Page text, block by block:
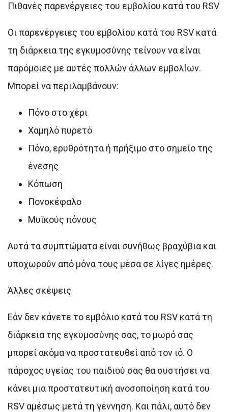
Πιθανές παρενέργειες του εμβολίου κατά του RSV
Οι παρενέργειες του εμβολίου κατά του RSV κατά
τη διάρκεια της εγκυμοσύνης τείνουν να είναι
παρόμοιες με αυτές πολλών άλλων εμβολίων.
Μπορεί να περιλαμβάνουν:
Πόνο στο χέρι
Χαμηλό πυρετό
Πόνο, ερυθρότητα ή πρήξιμο στο σημείο της
ένεσης
Κόπωση
Πονοκέφαλο
Μυϊκούς πόνους
Αυτά τα συμπτώματα είναι συνήθως βραχύβια και
υποχωρούν από μόνα τους μέσα σε λίγες ημέρες.
Άλλες σκέψεις
Εάν δεν κάνετε το εμβόλιο κατά του RSV κατά τη
διάρκεια της εγκυμοσύνης σας, το μωρό σας
μπορεί ακόμα να προστατευθεί από τον ιό. Ο
πάροχος υγείας του παιδιού σας θα συστήσει να
κάνει μια προστατευτική ανοσοποίηση κατά του
RSV αμέσως μετά τη γέννηση. Και πάλι, αυτό δεν